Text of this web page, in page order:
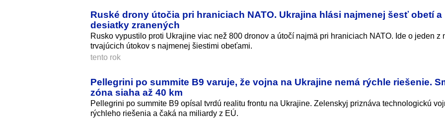
Ruské drony útočia pri hraniciach NATO. Ukrajina hlási najmenej šesť obetí a
desiatky zranených
Rusko vypustilo proti Ukrajine viac než 800 dronov a útočí najmä pri hraniciach NATO. Ide o jeden z
trvajúcich útokov s najmenej šiestimi obeťami.
tento rok
Pellegrini po summite B9 varuje, že vojna na Ukrajine nemá rýchle riešenie.
zóna siaha až 40 km
Pellegrini po summite B9 opísal tvrdú realitu frontu na Ukrajine. Zelenskyj priznáva technologickú
rýchleho riešenia a čaká na miliardy z EÚ.